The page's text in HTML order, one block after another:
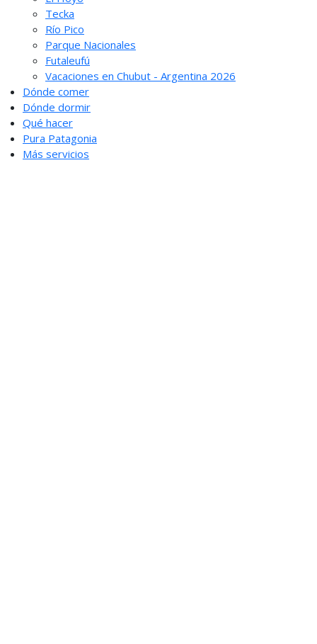
Tecka
Río Pico
Parque Nacionales
Futaleufú
Vacaciones en Chubut - Argentina 2026
Dónde comer
Dónde dormir
Qué hacer
Pura Patagonia
Más servicios